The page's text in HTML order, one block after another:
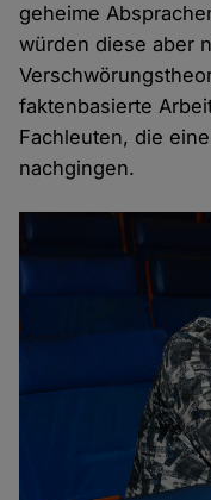
geheime
würden diese aber
faktenbasierte
Fachleuten, die
nachgingen.